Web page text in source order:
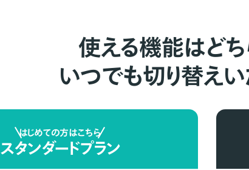
使える機能はどち
いつでも切り替えい
はじめての方はこちら
スタンダードプラン